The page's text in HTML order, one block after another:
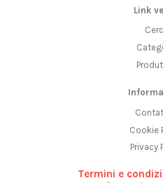
Link
Cookie
Privacy
Termini e